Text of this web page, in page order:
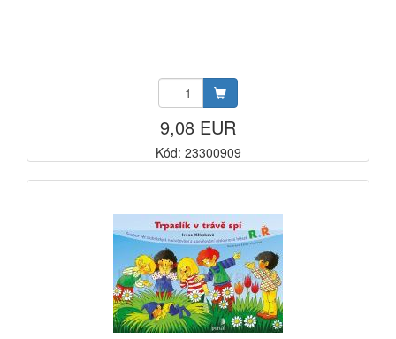
9,08 EUR
Kód: 23300909